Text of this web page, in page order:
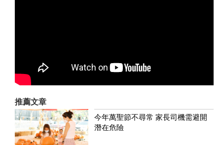
推薦文章
今年萬聖節不尋常 家長司機需避開
潛在危險